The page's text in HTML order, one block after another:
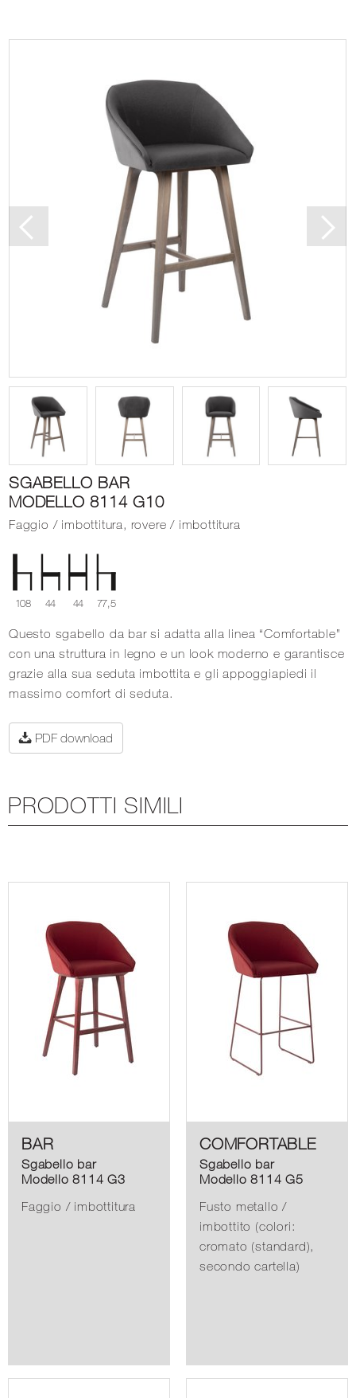
SGABELLO BAR
MODELLO 8114 G10
Faggio / imbottitura, rovere / imbottitura
108 44 44 77,5
Questo sgabello da bar si adatta alla linea “Comfortable”
con una struttura in legno e un look moderno e garantisce
grazie alla sua seduta imbottita e gli appoggiapiedi il
massimo comfort di seduta.
PDF download
PRODOTTI SIMILI
BAR
Sgabello bar
Modello 8114 G3
Faggio / imbottitura
COMFORTABLE
Sgabello bar
Modello 8114 G5
Fusto metallo /
imbottito (colori:
cromato (standard),
secondo cartella)